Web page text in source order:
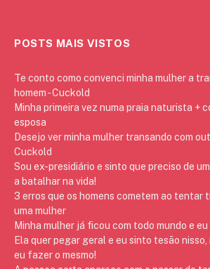
POSTS MAIS VISTOS
Te conto como convenci minha mulher a
homem - Cuckold
Minha primeira vez numa praia naturista +
esposa
Desejo ver minha mulher transando com
Cuckold
Sou ex-presidiário e sinto que preciso de
a batalhar na vida!
3 erros que os homens cometem ao tentar
uma mulher
Minha mulher já ficou com todo mundo e
Ela quer pegar geral e eu sinto tesão nisso,
eu fazer o mesmo!